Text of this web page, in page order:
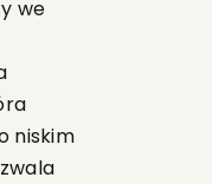
we
niskim